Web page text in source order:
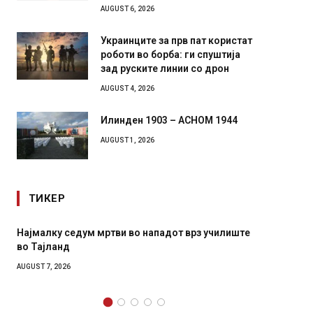
AUGUST 6, 2026
Украинците за прв пат користат
роботи во борба: ги спуштија
зад руските линии со дрон
AUGUST 4, 2026
Илинден 1903 – АСНОМ 1944
AUGUST 1, 2026
ТИКЕР
мртви во нападот врз училиште
СОЗИС: Украинците